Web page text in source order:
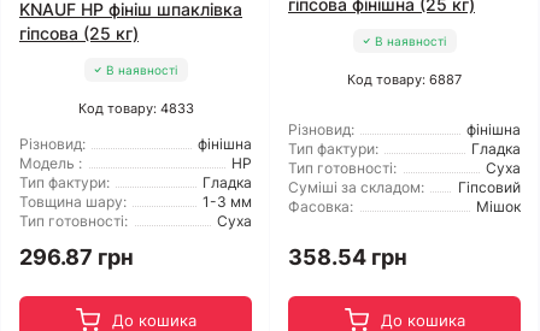
KNAUF HP фініш шпаклівка
гіпсова (25 кг)
В наявності
Код товару: 4833
Різновид:
фінішна
Модель :
HP
Тип фактури:
Гладка
Товщина шару:
1-3 мм
Тип готовності:
Суха
296.87 грн
До кошика
гіпсова фінішна (25 кг)
В наявності
Код товару: 6887
Різновид:
фінішна
Тип фактури:
Гладка
Тип готовності:
Суха
Суміші за складом:
Гіпсовий
Фасовка:
Мішок
358.54 грн
До кошика